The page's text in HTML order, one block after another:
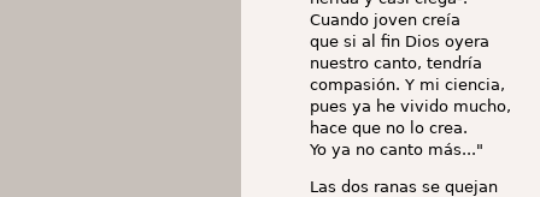
Cuando joven creía
que si al fin Dios oyera
nuestro canto, tendría
compasión. Y mi ciencia,
pues ya he vivido mucho,
hace que no lo crea.
Yo ya no canto más..."
Las dos ranas se quejan